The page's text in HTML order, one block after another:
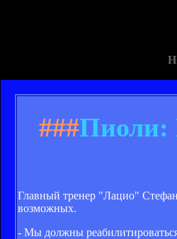
###Пиоли:
Главный тренер "Лацио"
возможных.
- Мы должны